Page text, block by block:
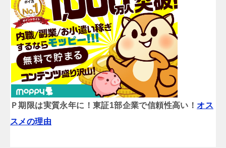
Ｐ期限は実質永年に！東証1部企業で信頼性高い！オス
スメの理由